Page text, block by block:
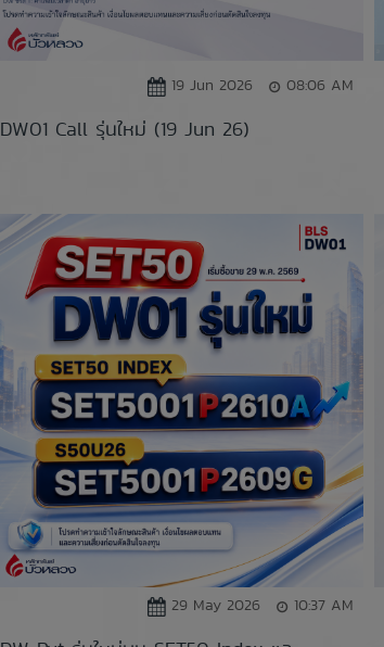
19 Jun 2026 08:06 AM
DW01 Call รุ่นใหม่ (19 Jun 26)
29 May 2026 10:37 AM